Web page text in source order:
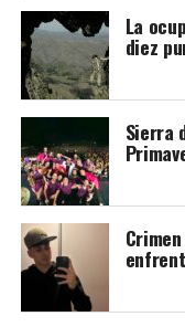
Cabe recordar que
Municipal incluye
lograr una
paseo vuelva a
La nota que
La
diez
Sierra